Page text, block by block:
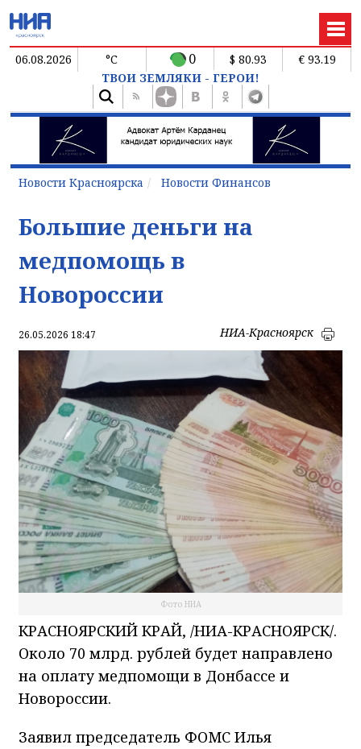
06.08.2026 °C 0 $ 80.93
€ 93.19
ТВОИ ЗЕМЛЯКИ - ГЕРОИ!
Новости Красноярска Новости Финансов
Большие деньги на
медпомощь в
Новороссии
26.05.2026 18:47 НИА-Красноярск
Фото НИА
КРАСНОЯРСКИЙ КРАЙ, /НИА-КРАСНОЯРСК/.
Около 70 млрд. рублей будет направлено
на оплату медпомощи в Донбассе и
Новороссии.
Заявил председатель ФОМС Илья